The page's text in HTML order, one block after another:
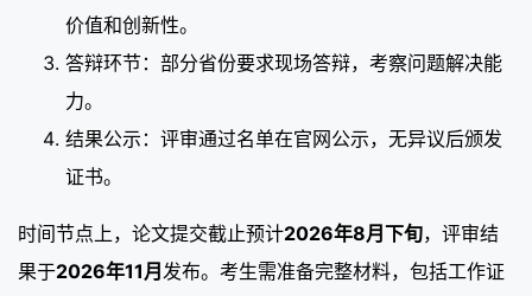
价值和创新性。
答辩环节：部分省份要求现场答辩，考察问题解决能
力。
结果公示：评审通过名单在官网公示，无异议后颁发
证书。
时间节点上，论文提交截止预计2026年8月下旬，评审结
果于2026年11月 发布。考生需准备完整材料，包括工作证